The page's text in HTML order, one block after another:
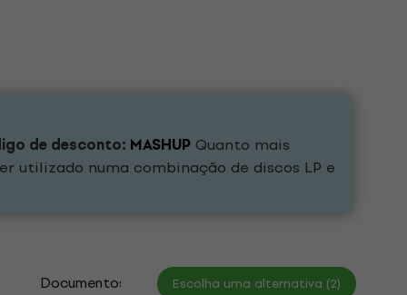
de desconto: MASHUP Quanto mais
utilizado numa combinação de discos LP e
Documentos Escolha uma alternativa (2)